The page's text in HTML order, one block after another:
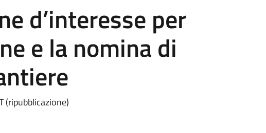
d’interesse per
e la nomina di
(ripubblicazione)